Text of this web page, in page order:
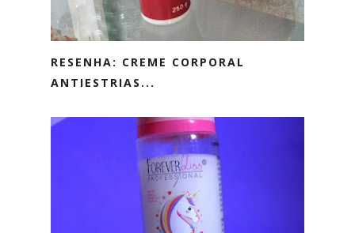
RESENHA: CREME CORPORAL
ANTIESTRIAS...